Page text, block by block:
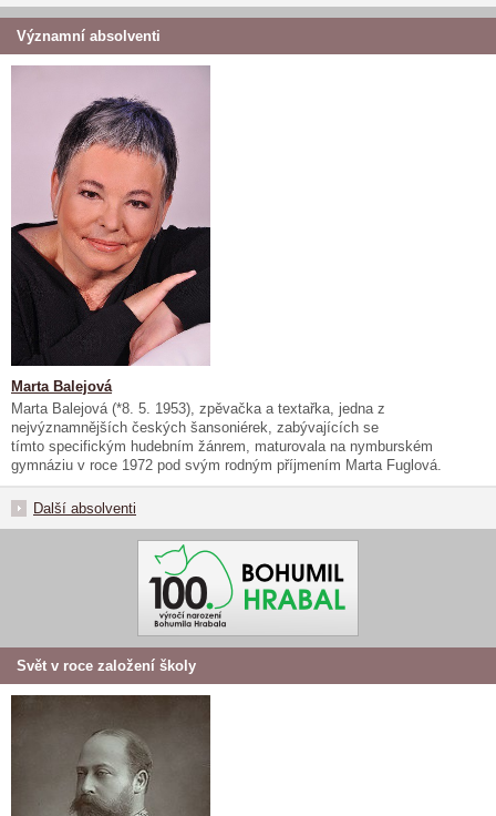
Významní absolventi
Marta Balejová
Marta Balejová (*8. 5. 1953), zpěvačka a textařka, jedna z
nejvýznamnějších českých šansoniérek, zabývajících se
tímto specifickým hudebním žánrem, maturovala na nymburském
gymnáziu v roce 1972 pod svým rodným příjmením Marta Fuglová.
Další absolventi
Svět v roce založení školy